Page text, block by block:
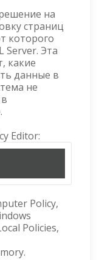
на
страниц
которого
Server. Эта
какие
данные в
не
Editor:
Policy,
Policies,